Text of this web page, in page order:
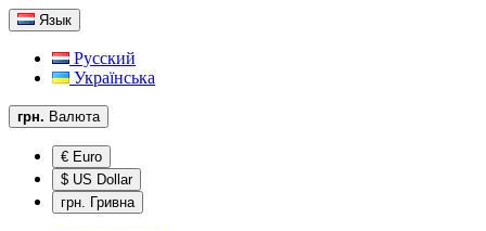
Язык
Русский
Українська
грн. Валюта
€ Euro
$ US Dollar
грн. Гривна